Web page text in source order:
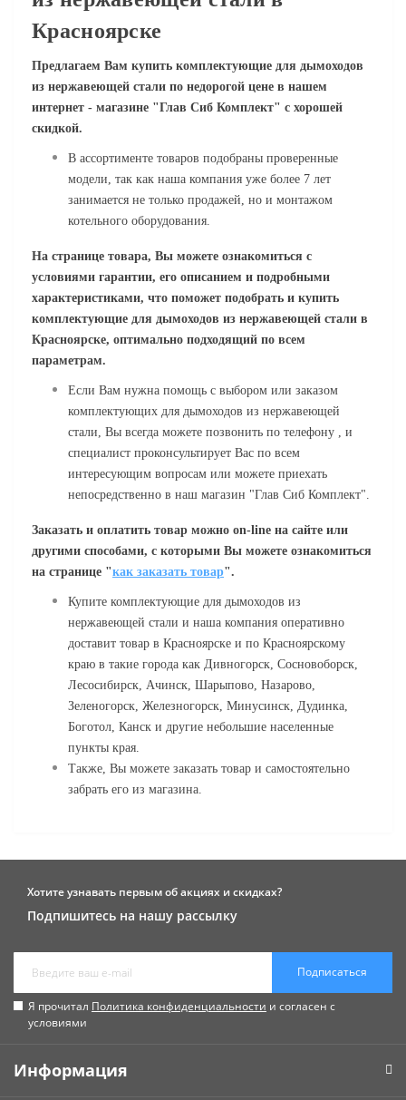
Красноярске
Предлагаем Вам купить комплектующие для дымоходов
из нержавеющей стали по недорогой цене в нашем
интернет - магазине "Глав Сиб Комплект" с хорошей
скидкой.
В ассортименте товаров подобраны проверенные
модели, так как наша компания уже более 7 лет
занимается не только продажей, но и монтажом
котельного оборудования.
На странице товара, Вы можете ознакомиться с
условиями гарантии, его описанием и подробными
характеристиками, что поможет подобрать и купить
комплектующие для дымоходов из нержавеющей стали в
Красноярске, оптимально подходящий по всем
параметрам.
Если Вам нужна помощь с выбором или заказом
комплектующих для дымоходов из нержавеющей
стали, Вы всегда можете позвонить по телефону , и
специалист проконсультирует Вас по всем
интересующим вопросам или можете приехать
непосредственно в наш магазин "Глав Сиб Комплект".
Заказать и оплатить товар можно on-line на сайте или
другими способами, с которыми Вы можете ознакомиться
на странице "как заказать товар".
Купите комплектующие для дымоходов из
нержавеющей стали и наша компания оперативно
доставит товар в Красноярске и по Красноярскому
краю в такие города как Дивногорск, Сосновоборск,
Лесосибирск, Ачинск, Шарыпово, Назарово,
Зеленогорск, Железногорск, Минусинск, Дудинка,
Боготол, Канск и другие небольшие населенные
пункты края.
Также, Вы можете заказать товар и самостоятельно
забрать его из магазина.
Хотите узнавать первым об акциях и скидках?
Подпишитесь на нашу рассылку
Подписаться
Я прочитал Политика конфиденциальности и согласен с
условиями
Информация